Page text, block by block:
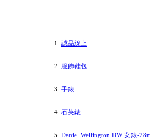
誠品線上
服飾鞋包
手錶
石英錶
Daniel Wellington DW 女錶-